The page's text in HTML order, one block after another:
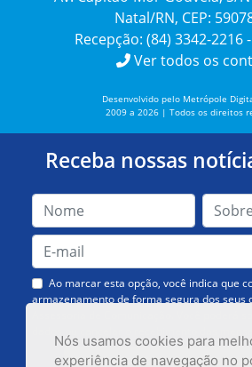
Nós usamos cookies para
experiência de navegação no
Natal/RN, CEP:
Recepção: (84) 3342-2216
Ver todos os
Desenvolvido pelo Metrópole
2009 a 2026 | Todos os direitos
Receba nossas
Ao marcar esta opção, você indica que
armazenamento de forma segura dos seus